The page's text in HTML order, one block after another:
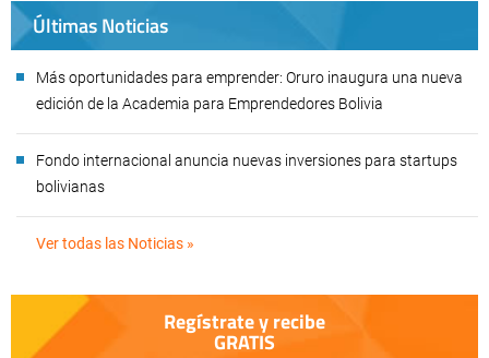
Últimas Noticias
Más oportunidades para emprender: Oruro inaugura una nueva
edición de la Academia para Emprendedores Bolivia
Fondo internacional anuncia nuevas inversiones para startups
bolivianas
Ver todas las Noticias »
Regístrate y recibe
GRATIS